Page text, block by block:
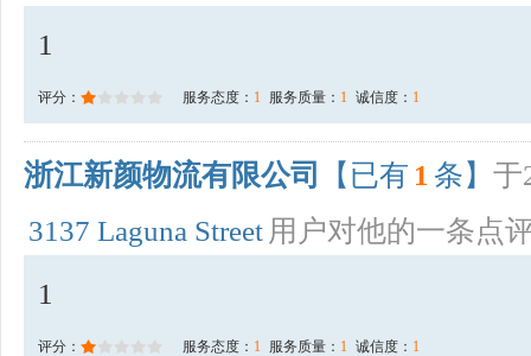
1
评分： 服务态度： 1 服务质量： 1 诚信度： 1
浙江新颜物流有限公司 【已有 1 条】 于
3137 Laguna Street 用户对他的一条点
1
评分： 服务态度： 1 服务质量： 1 诚信度： 1